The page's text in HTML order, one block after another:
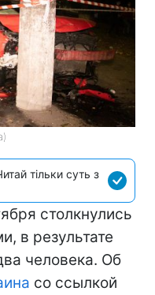
тільки суть з
столкнулись
в результате
человека. Об
со ссылкой